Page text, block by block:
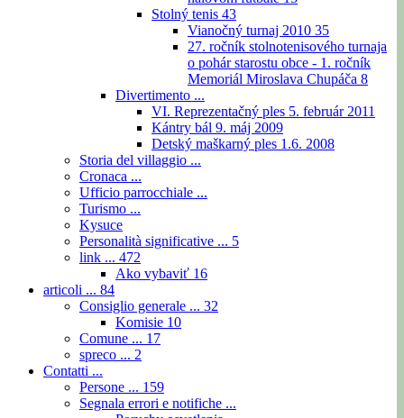
Stolný tenis 43
Vianočný turnaj 2010 35
27. ročník stolnotenisového turnaja
o pohár starostu obce - 1. ročník
Memoriál Miroslava Chupáča 8
Divertimento ...
VI. Reprezentačný ples 5. február 2011
Kántry bál 9. máj 2009
Detský maškarný ples 1.6. 2008
Storia del villaggio ...
Cronaca ...
Ufficio parrocchiale ...
Turismo ...
Kysuce
Personalità significative ... 5
link ... 472
Ako vybaviť 16
articoli ... 84
Consiglio generale ... 32
Komisie 10
Comune ... 17
spreco ... 2
Contatti ...
Persone ... 159
Segnala errori e notifiche ...